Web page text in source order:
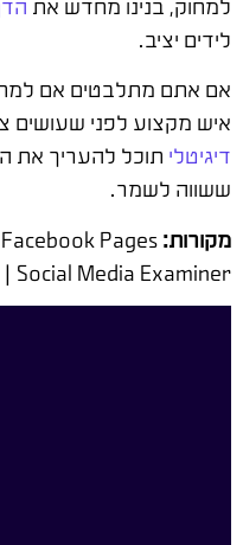
לידים יציב.
אם אתם מתלבטים אם
איש מקצוע לפני שעושים
דיגיטלי תוכל להעריך את
ששווה לשמר.
מקורות:Pages
Social Media Examiner